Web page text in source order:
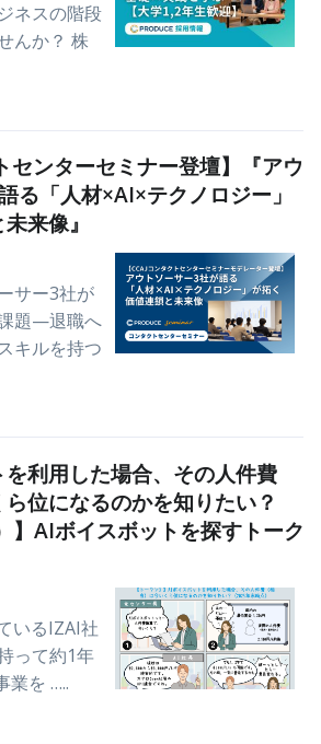
ネスの階段
んか？ 株
センターセミナー登壇】『アウ
る「人材×AI×テクノロジー」
来像』
サー3社が
題—退職へ
キルを持つ
を利用した場合、その人件費
ら位になるのかを知りたい？
】AIボイスボットを探すトーク
いるIZAI社
って約1年
業を …..